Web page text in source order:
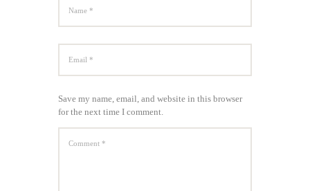
Save my name, email, and website in this browser
for the next time I comment.